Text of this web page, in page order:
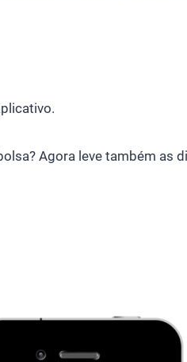
Agora leve também as